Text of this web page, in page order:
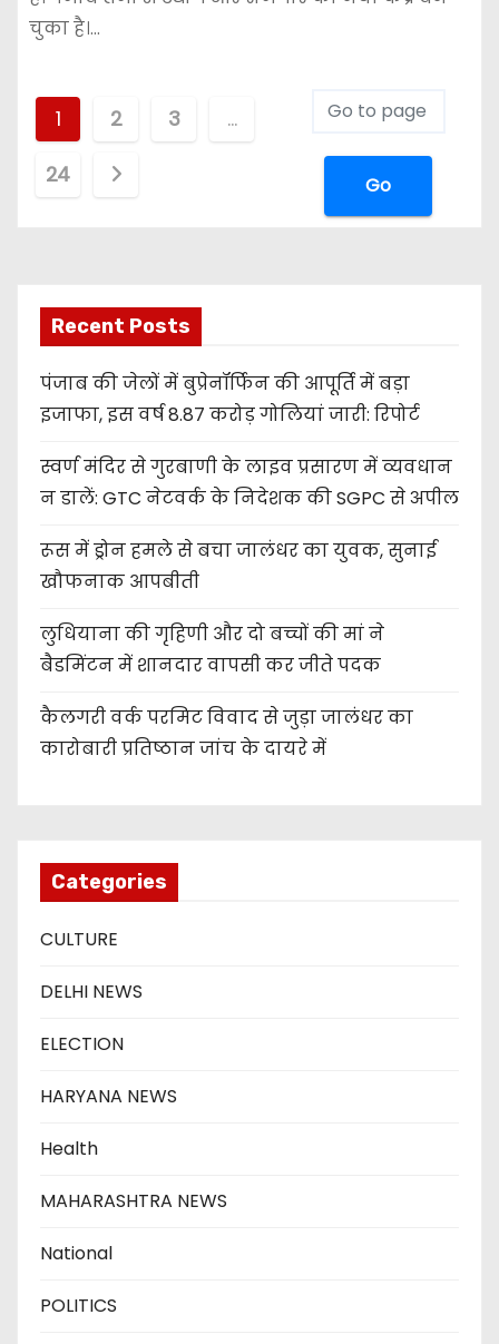
चुका है।…
1 2 3
…
24
Go
Recent Posts
पंजाब की जेलों में बुप्रेनॉर्फिन की आपूर्ति में बड़ा
इजाफा, इस वर्ष 8.87 करोड़ गोलियां जारी: रिपोर्ट
स्वर्ण मंदिर से गुरबाणी के लाइव प्रसारण में व्यवधान
न डालें: GTC नेटवर्क के निदेशक की SGPC से अपील
रूस में ड्रोन हमले से बचा जालंधर का युवक, सुनाई
खौफनाक आपबीती
लुधियाना की गृहिणी और दो बच्चों की मां ने
बैडमिंटन में शानदार वापसी कर जीते पदक
कैलगरी वर्क परमिट विवाद से जुड़ा जालंधर का
कारोबारी प्रतिष्ठान जांच के दायरे में
Categories
CULTURE
DELHI NEWS
ELECTION
HARYANA NEWS
Health
MAHARASHTRA NEWS
National
POLITICS